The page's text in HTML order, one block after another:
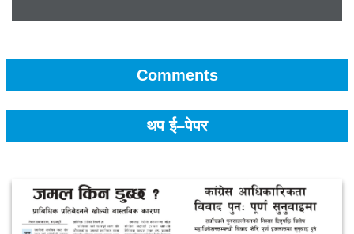
Comments
थप ई–पेपर